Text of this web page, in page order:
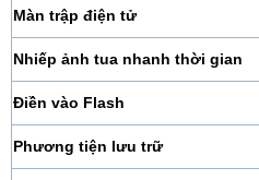
Màn trập điện tử
Nhiếp ảnh tua nhanh thời gian
Điền vào Flash
Phương tiện lưu trữ